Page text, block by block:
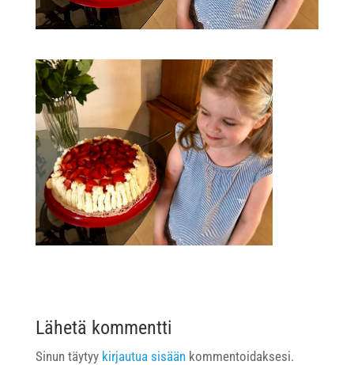
Lähetä kommentti
Sinun täytyy kirjautua sisäänkommentoidaksesi.